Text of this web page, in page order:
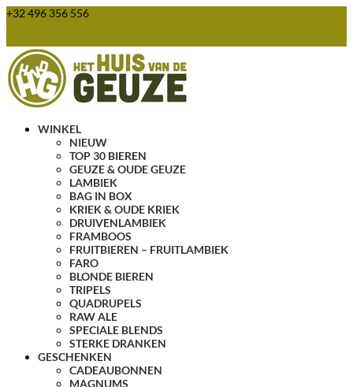
+32 496 356 556
WINKEL
NIEUW
TOP 30 BIEREN
GEUZE & OUDE GEUZE
LAMBIEK
BAG IN BOX
KRIEK & OUDE KRIEK
DRUIVENLAMBIEK
FRAMBOOS
FRUITBIEREN – FRUITLAMBIEK
FARO
BLONDE BIEREN
TRIPELS
QUADRUPELS
RAW ALE
SPECIALE BLENDS
STERKE DRANKEN
GESCHENKEN
CADEAUBONNEN
MAGNUMS